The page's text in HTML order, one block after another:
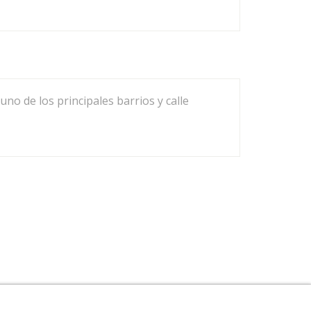
de los principales barrios y calle